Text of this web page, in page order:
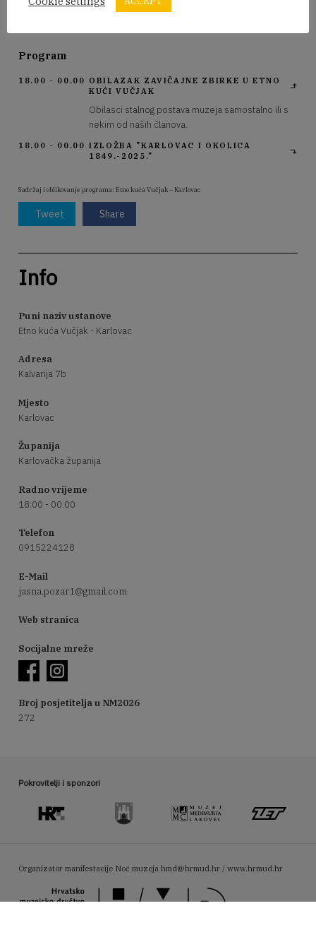
godine u velikom broju, čekamo vas!
Program
18.00 - 00.00 OBILAZAK ZAVIČAJNE ZBIRKE U ETNO
KUĆI VUČJAK
Obilasci stalnog postava muzeja samostalno ili s
nekim od naših članova.
18.00 - 00.00 IZLOŽBA "KARLOVAC I OKOLICA
1849.-2025."
Sadržaj i oblikovanje programa: Etno kuća Vučjak – Karlovac
Tweet Share
Info
Puni naziv ustanove
Etno kuća Vučjak - Karlovac
Adresa
Kalvarija 7b
Mjesto
Karlovac
Županija
Karlovačka županija
Radno vrijeme
18:00 - 00:00
Telefon
0915224128
E-Mail
jasna.pozar1@gmail.com
Web stranica
Socijalne mreže
Broj posjetitelja u NM2026
272
Pokrovitelji i sponzori
Organizator manifestacije Noć muzeja hmd@hrmud.hr / www.hrmud.hr